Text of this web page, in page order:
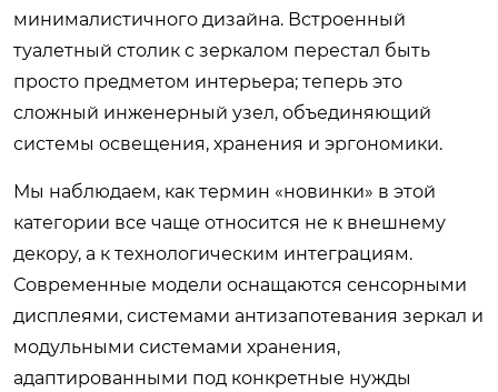
минималистичного дизайна. Встроенный
туалетный столик с зеркалом перестал быть
просто предметом интерьера; теперь это
сложный инженерный узел, объединяющий
системы освещения, хранения и эргономики.
Мы наблюдаем, как термин «новинки» в этой
категории все чаще относится не к внешнему
декору, а к технологическим интеграциям.
Современные модели оснащаются сенсорными
дисплеями, системами антизапотевания зеркал и
модульными системами хранения,
адаптированными под конкретные нужды